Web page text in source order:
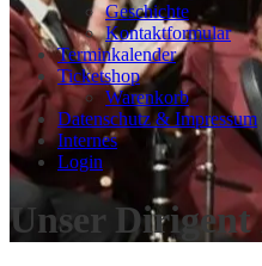
Geschichte
Kontaktformular
Terminkalender
Ticketshop
Warenkorb
Datenschutz & Impressum
Internes
Login
Unser